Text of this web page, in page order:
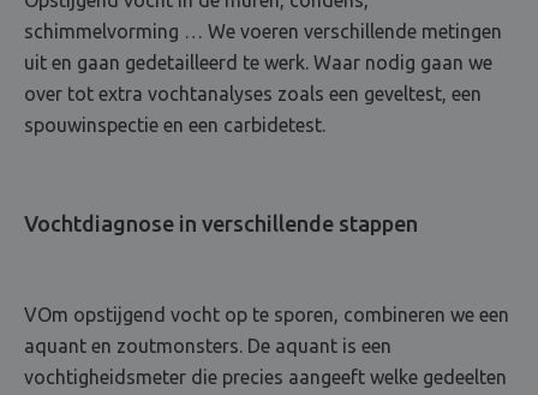
schimmelvorming … We voeren verschillende metingen
uit en gaan gedetailleerd te werk. Waar nodig gaan we
over tot extra vochtanalyses zoals een geveltest, een
spouwinspectie en een carbidetest.
Vochtdiagnose in verschillende stappen
VOm opstijgend vocht op te sporen, combineren we een
aquant en zoutmonsters. De aquant is een
vochtigheidsmeter die precies aangeeft welke gedeelten